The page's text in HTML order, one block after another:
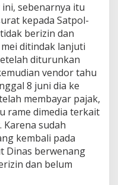
sebenarnya itu
kepada Satpol-
berizin dan
ditindak lanjuti
diturunkan
vendor tahu
8 juni dia ke
membayar pajak,
rame dimedia terkait
sudah
kembali pada
Dinas berwenang
dan belum